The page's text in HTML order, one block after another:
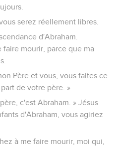
serez réellement libres.
d'Abraham.
faire mourir, parce que ma
Père et vous, vous faites ce
de votre père. »
c'est Abraham. » Jésus
d'Abraham, vous agiriez
à me faire mourir, moi qui,